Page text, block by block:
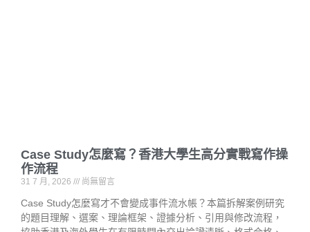
Case Study怎麼寫？香港大學生高分實戰寫作操
作流程
31 7 月, 2026 尚無留言
Case Study怎麼寫才不會變成事件流水帳？本篇拆解案例研究
的題目理解、選案、理論框架、證據分析、引用與修改流程，